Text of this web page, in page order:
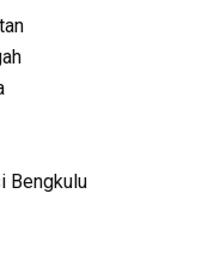
Bengkulu